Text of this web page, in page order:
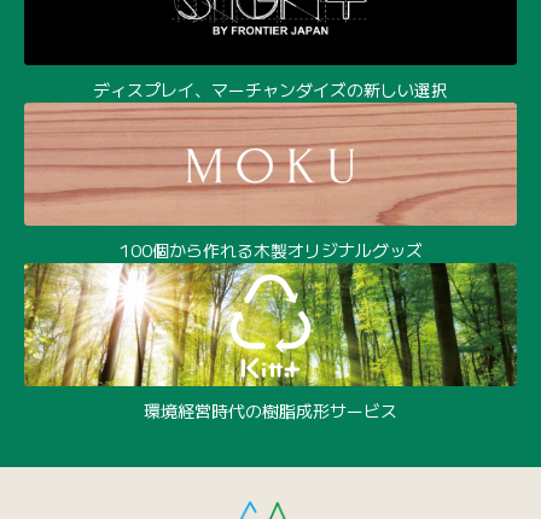
ディスプレイ、マーチャンダイズの新しい選択
100個から作れる木製オリジナルグッズ
環境経営時代の樹脂成形サービス